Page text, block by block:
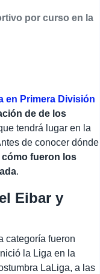
por curso en la
en Primera División
de de los
tendrá lugar en la
de conocer dónde
cómo fueron los
.
Eibar y
categoría fueron
la Liga en la
LaLiga, a las